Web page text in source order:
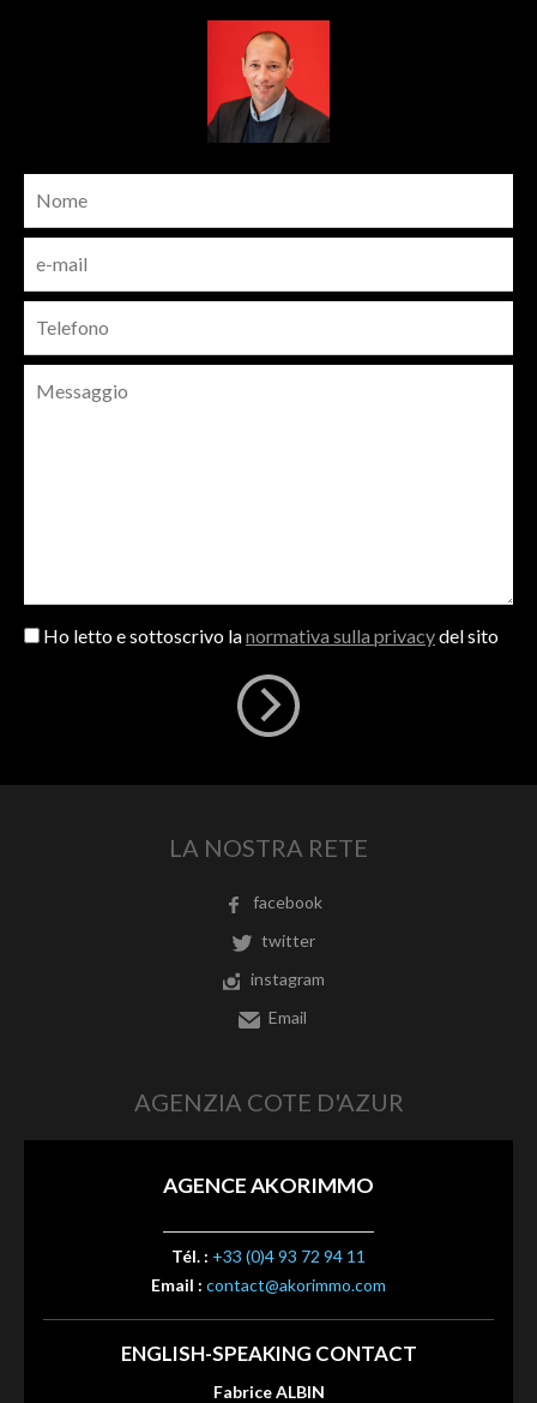
Ho letto e sottoscrivo lanormativa sulla privacydel sito
LA NOSTRA RETE
facebook
twitter
instagram
Email
AGENZIA COTE D'AZUR
AGENCE AKORIMMO
Tél. : +33 (0)4 93 72 94 11
Email : contact@akorimmo.com
ENGLISH-SPEAKING CONTACT
Fabrice ALBIN